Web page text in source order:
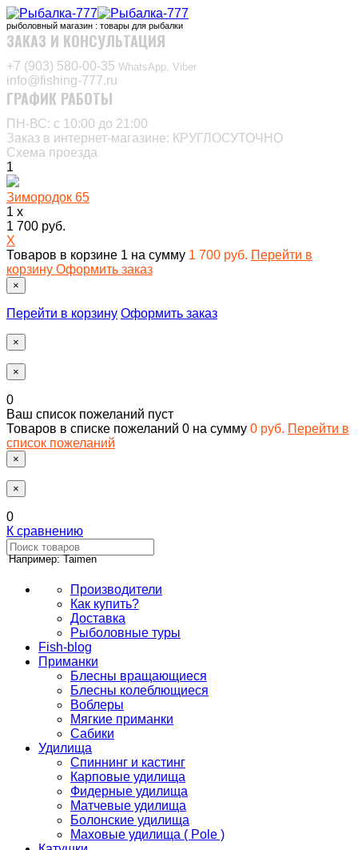
рыболовный магазин : товары для рыбалки
ЗАКАЗ И КОНСУЛЬТАЦИЯ
+7 (903) 580-00-35‬ WhatsApp, Viber
info@fishing-777.ru
ГРАФИК РАБОТЫ
ПН-ВС: с 10:00 до 21:00
Заказ в интернет-магазине: КРУГЛОСУТОЧНО
Схема проезда
1
Зимородок 65
1 x
1 700 руб.
X
Товаров в корзине 1 на сумму 1 700 руб. Перейти в
корзину Оформить заказ
×
Перейти в корзину Оформить заказ
×
×
0
Ваш список пожеланий пуст
Товаров в списке пожеланий 0 на сумму 0 руб. Перейти в
список пожеланий
×
×
0
К сравнению
Например: Taimen
Производители
Как купить?
Доставка
Рыболовные туры
Fish-blog
Приманки
Блесны вращающиеся
Блесны колеблющиеся
Воблеры
Мягкие приманки
Сабики
Удилища
Спиннинг и кастинг
Карповые удилища
Фидерные удилища
Матчевые удилища
Болонские удилища
Маховые удилища ( Pole )